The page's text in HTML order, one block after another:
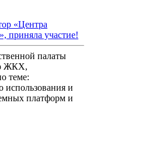
«Центра
приняла участие!
палаты
ЖКХ,
теме:
использования и
платформ и